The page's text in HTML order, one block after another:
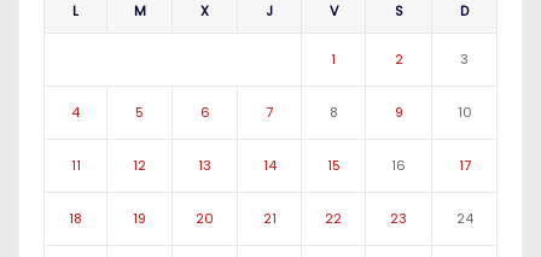
L M X J V S D
1 2 3
4 5 6 7 8 9 10
11 12 13 14 15 16 17
18 19 20 21 22 23 24